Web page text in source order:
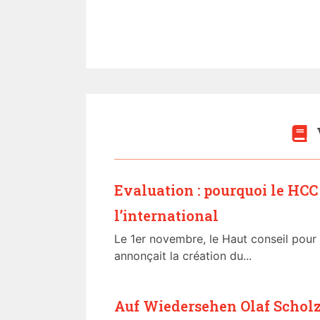
Evaluation : pourquoi le HCC
l’international
Le 1er novembre, le Haut conseil
annonçait la création du...
Auf Wiedersehen Olaf